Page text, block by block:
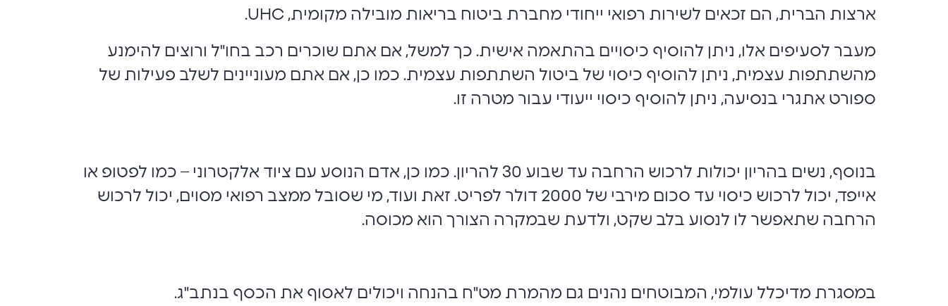
ארצות הברית, הם זכאים לשירות רפואי ייחודי מחברת ביטוח בריאות מובילה מקומית, UHC.
מעבר לסעיפים אלו, ניתן להוסיף כיסויים בהתאמה אישית. כך למשל, אם אתם שוכרים רכב בחו"ל ורוצים להימנע
מהשתתפות עצמית, ניתן להוסיף כיסוי של ביטול השתתפות עצמית. כמו כן, אם אתם מעוניינים לשלב פעילות של
ספורט אתגרי בנסיעה, ניתן להוסיף כיסוי ייעודי עבור מטרה זו.
בנוסף, נשים בהריון יכולות לרכוש הרחבה עד שבוע 30 להריון. כמו כן, אדם הנוסע עם ציוד אלקטרוני – כמו לפטופ או
אייפד, יכול לרכוש כיסוי עד סכום מירבי של 2000 דולר לפריט. זאת ועוד, מי שסובל ממצב רפואי מסוים, יכול לרכוש
הרחבה שתאפשר לו לנסוע בלב שקט, ולדעת שבמקרה הצורך הוא מכוסה.
במסגרת מדיכלל עולמי, המבוטחים נהנים גם מהמרת מט"ח בהנחה ויכולים לאסוף את הכסף בנתב"ג.